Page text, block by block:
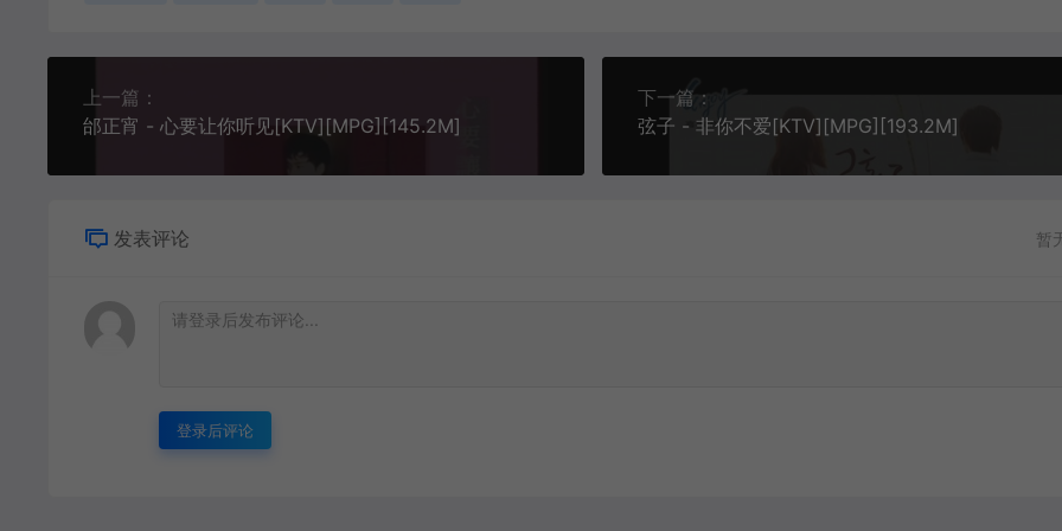
上一篇：
邰正宵 - 心要让你听见[KTV][MPG][145.2M]
下一篇：
弦子 - 非你不爱[KTV][MPG][193.2M]
发表评论 暂
登录后评论